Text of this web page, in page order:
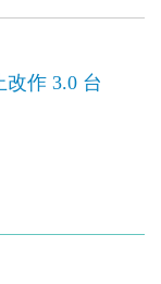
作 3.0 台